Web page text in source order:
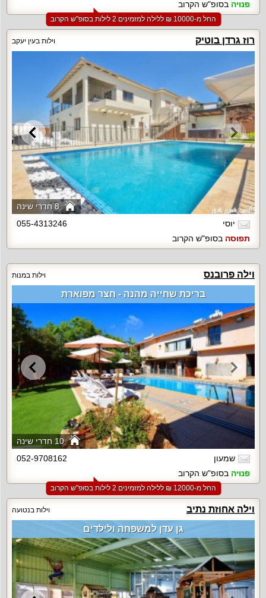
פנויה בסופ"ש הקרוב
החל מ-‏10000 ₪ ללילה למזמינים 2 לילות בסופ"ש הקרוב
רוז גרדן בוטיק וילות בעין יעקב
8 חדרי שינה
יוסי
055-4313246
תפוסה בסופ"ש הקרוב
וילה פרובנס וילות במנות
10 חדרי שינה
בריכת שחייה מהנה - חצר מפוארת
שמעון
052-9708162
פנויה בסופ"ש הקרוב
החל מ-‏12000 ₪ ללילה למזמינים 2 לילות בסופ"ש הקרוב
וילה אחוזת נתיב וילות בנטועה
גן עדן למשפחה ולילדים